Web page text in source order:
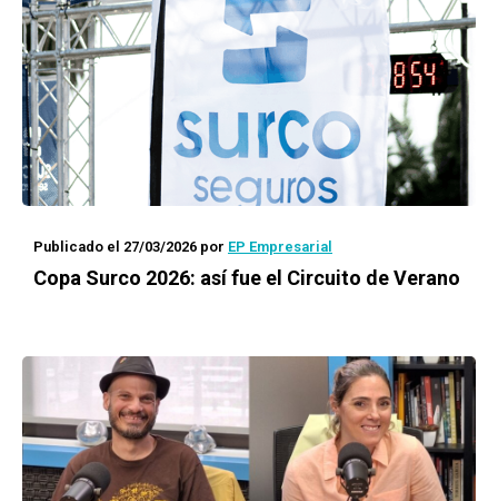
Publicado el 27/03/2026 por EP Empresarial
Copa Surco 2026: así fue el Circuito de Verano